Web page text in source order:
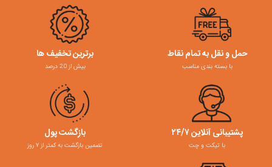
حمل و نقل به تمام نقاط
با بسته بندی مناسب
برترین تخفیف ها
بیش از 20 درصد
پشتیبانی آنلاین ۲۴/۷
با تیکت و چت
بازگشت پول
تضمین بازگشت به کمتر از ۷ روز